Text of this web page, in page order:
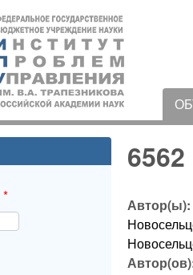
6562
Автор(ы):
*